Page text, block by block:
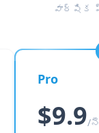
వార్షిక
Pro
$9.9/